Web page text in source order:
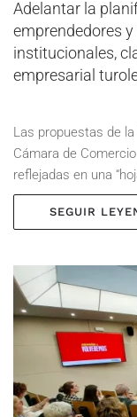
Adelantar la
emprendedores
institucionales,
empresarial
Las propuestas de la
Cámara de
reflejadas en una
SEGUIR